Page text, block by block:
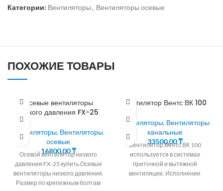
Категории: Вентиляторы, Вентиляторы осевые
ПОХОЖИЕ ТОВАРЫ
Осевые вентиляторы
низкого давления FX-25
Вентиляторы, Вентиляторы
осевые
16800,00₸
Осевой вентилятор низкого
давления FX-25 купить Осевые
вентиляторы низкого давления.
Размер по крепежным болтам
Вентилятор Вентс ВК 100
Вентиляторы, Вентиляторы
канальные
33500,00₸
Вентилятор Вентс ВК 100
используется в системах
приточной и вытяжной
вентиляции. Исполнение